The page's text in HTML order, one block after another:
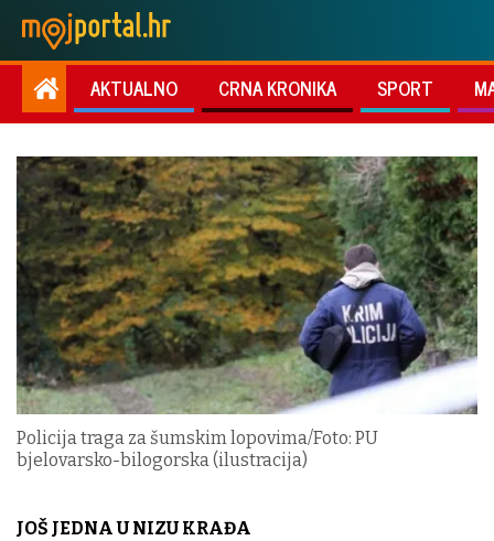
AKTUALNO CRNA KRONIKA SPORT
Policija traga za šumskim lopovima/Foto: PU
bjelovarsko-bilogorska (ilustracija)
JOŠ JEDNA U NIZU KRAĐA